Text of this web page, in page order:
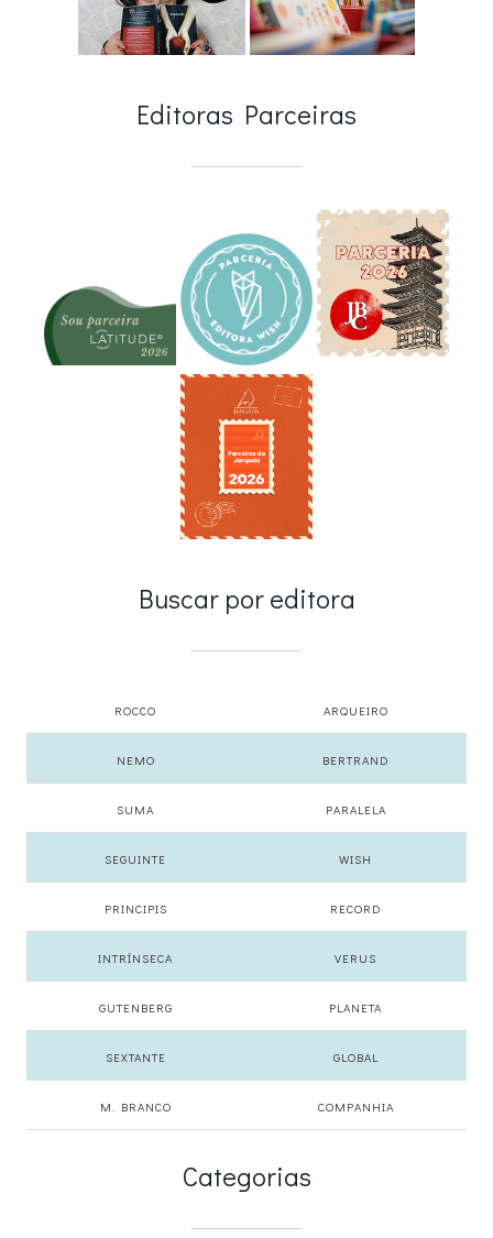
Editoras Parceiras
Buscar por editora
ROCCO ARQUEIRO
NEMO BERTRAND
SUMA PARALELA
SEGUINTE WISH
PRINCIPIS RECORD
INTRÍNSECA VERUS
GUTENBERG PLANETA
SEXTANTE GLOBAL
M. BRANCO COMPANHIA
Categorias